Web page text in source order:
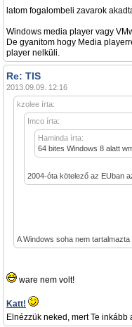
latom fogalombeli zavarok
Windows media player vagy
De gyanitom hogy Media
player nelküli.
Re: TIS
2013.09.09. 12:16
kzolee írta:
Imco írta:
Haminda írta:
64 bites Windows 8 alatt
2004-óta kötelező az EUban
A Windows soha nem tartalmazta
ware nem volt!
Katt!
Elnézzük neked, mert Te